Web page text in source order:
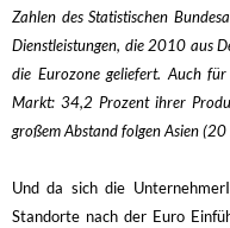
Zahlen des Statistischen
Dienstleistungen, die 2010 aus
die Eurozone geliefert. Auch
Markt: 34,2 Prozent ihrer
großem Abstand folgen Asien
Und da sich die
Standorte nach der Euro